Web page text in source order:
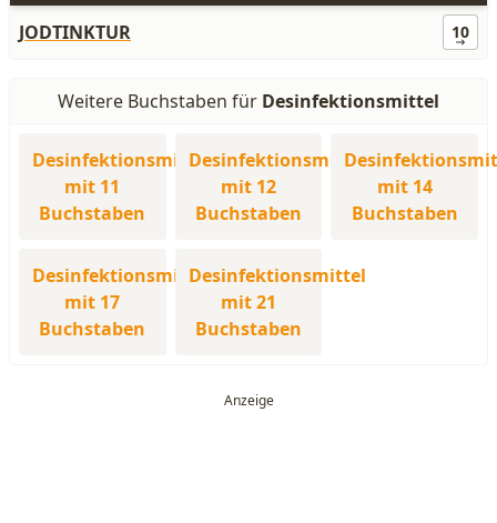
JODTINKTUR
10
Weitere Buchstaben für Desinfektionsmittel
Desinfektionsmittel
mit 11
Buchstaben
Desinfektionsmittel
mit 12
Buchstaben
mit 14
Buchstaben
Desinfektionsmittel
mit 17
Buchstaben
Desinfektionsmittel
mit 21
Buchstaben